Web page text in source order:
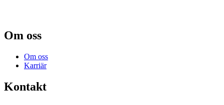
Om oss
Om oss
Karriär
Kontakt